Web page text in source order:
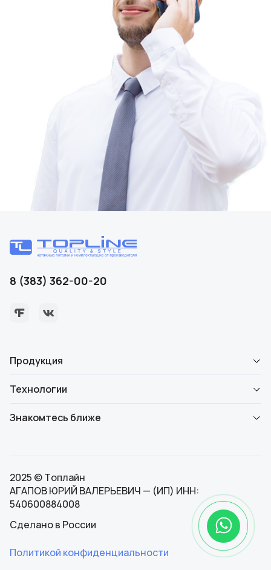
8 (383) 362-00-20
Продукция
Технологии
Знакомтесь ближе
2025 © Топлайн
АГАПОВ ЮРИЙ ВАЛЕРЬЕВИЧ — (ИП) ИНН:
540600884008
Сделано в России
Политикой конфиденциальности